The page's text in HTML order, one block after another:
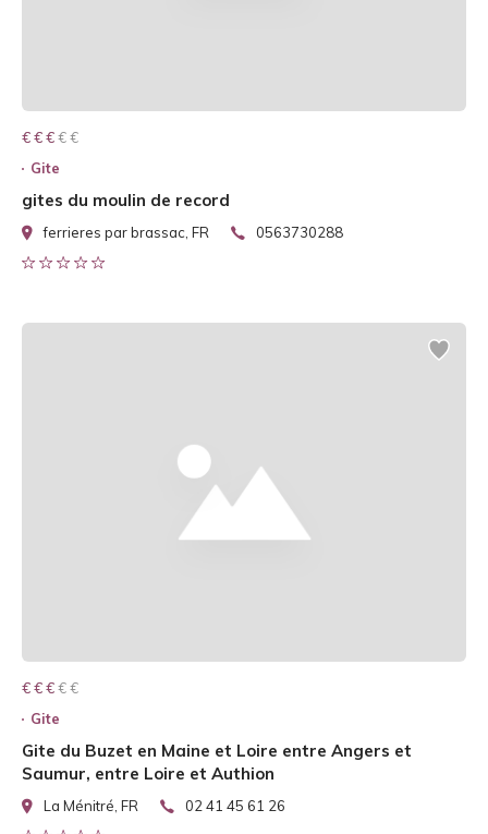
€ € € € €
€ € €
Gite
gites du moulin de record
ferrieres par brassac, FR 0563730288
€ € € € €
€ € €
Gite
Gite du Buzet en Maine et Loire entre Angers et
Saumur, entre Loire et Authion
La Ménitré, FR 02 41 45 61 26